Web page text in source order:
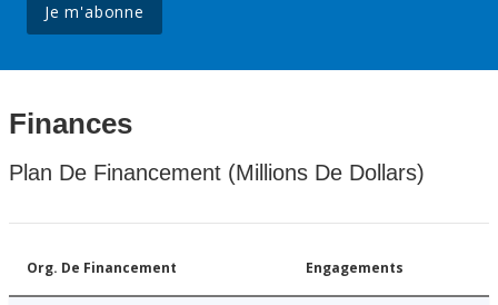
Je m'abonne
Finances
Plan De Financement (Millions De Dollars)
Org. De Financement Engagements